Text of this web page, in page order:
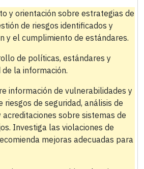
y orientación sobre estrategias de
de riesgos identificados y
y el cumplimiento de estándares.
de políticas, estándares y
la información.
información de vulnerabilidades y
riesgos de seguridad, análisis de
sobre sistemas de
Investiga las violaciones de
mejoras adecuadas para